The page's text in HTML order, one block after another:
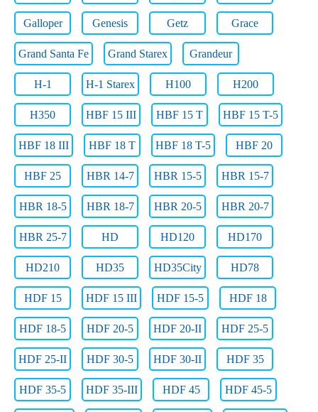
Galloper Genesis Getz Grace
Grand Santa Fe Grand Starex Grandeur
H-1 H-1 Starex H100 H200
H350 HBF 15 III HBF 15 T HBF 15 T-5
HBF 18 III HBF 18 T HBF 18 T-5 HBF 20
HBF 25 HBR 14-7 HBR 15-5 HBR 15-7
HBR 18-5 HBR 18-7 HBR 20-5 HBR 20-7
HBR 25-7 HD HD120 HD170
HD210 HD35 HD35City HD78
HDF 15 HDF 15 III HDF 15-5 HDF 18
HDF 18-5 HDF 20-5 HDF 20-II HDF 25-5
HDF 25-II HDF 30-5 HDF 30-II HDF 35
HDF 35-5 HDF 35-III HDF 45 HDF 45-5